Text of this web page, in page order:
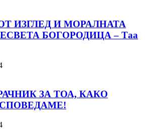
ИЗГЛЕД И МОРАЛНАТА
БОГОРОДИЦА – Таа
ЗА ТОА, КАКО